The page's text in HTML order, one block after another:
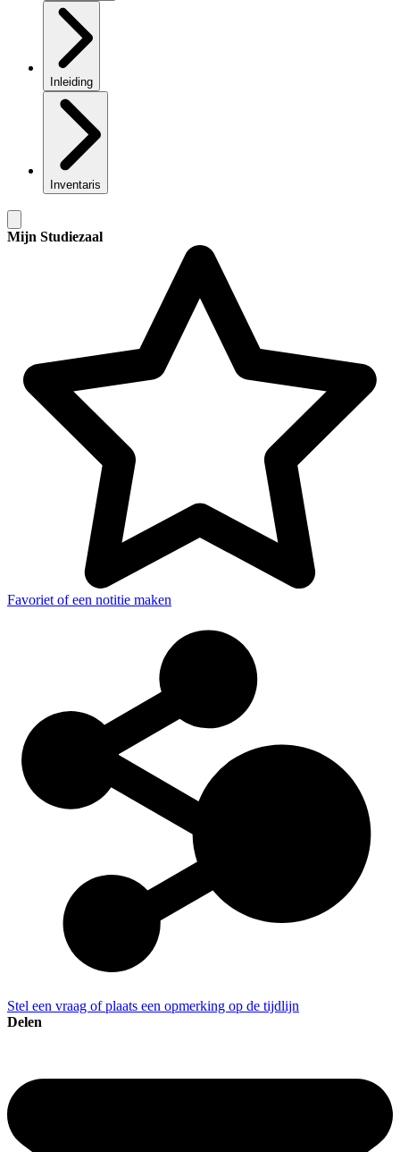
Inleiding
Inventaris
Mijn Studiezaal
Favoriet of een notitie maken
Stel een vraag of plaats een opmerking op de tijdlijn
Delen